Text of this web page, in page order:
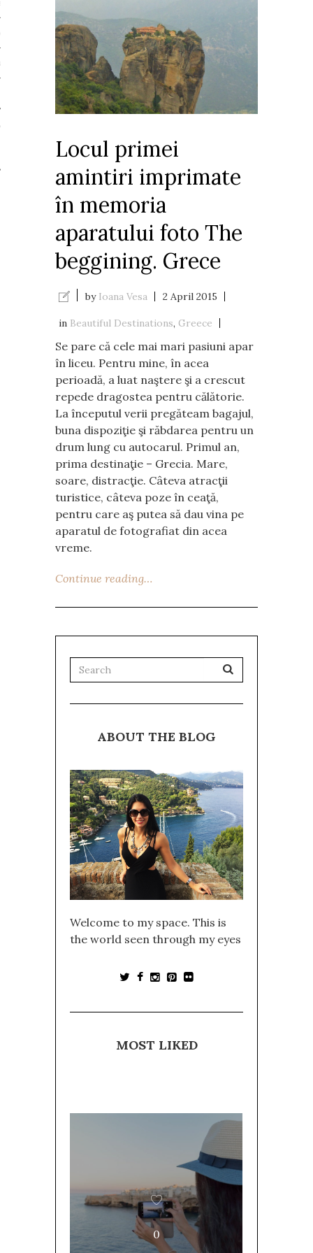
EAST
Locul primei
amintiri imprimate
în memoria
aparatului foto The
beggining. Grece
by Ioana Vesa 2 April 2015
in Beautiful Destinations, Greece
Se pare că cele mai mari pasiuni apar
în liceu. Pentru mine, în acea
perioadă, a luat naştere şi a crescut
repede dragostea pentru călătorie.
La începutul verii pregăteam bagajul,
buna dispoziţie şi răbdarea pentru un
drum lung cu autocarul. Primul an,
prima destinaţie – Grecia. Mare,
soare, distracţie. Câteva atracţii
turistice, câteva poze în ceaţă,
pentru care aş putea să dau vina pe
aparatul de fotografiat din acea
vreme.
Continue reading…
ABOUT THE BLOG
Welcome to my space. This is
the world seen through my eyes
MOST LIKED
0